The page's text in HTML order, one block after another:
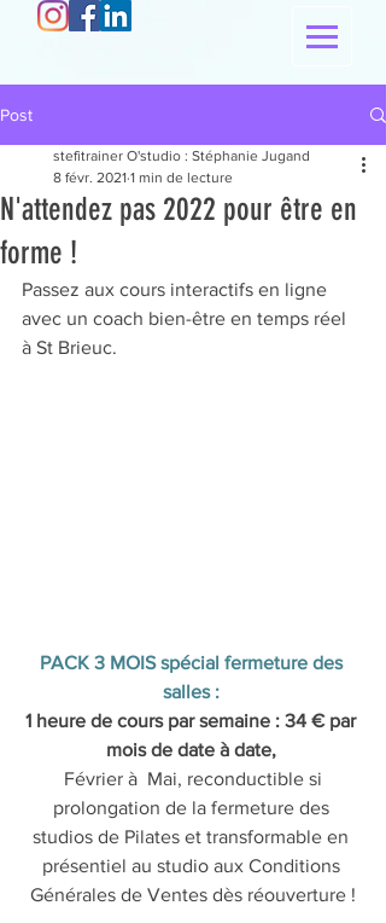
Post
N'attendez pas 2022 pour être en
forme !
stefitrainer O'studio : Stéphanie Jugand
8 févr. 2021 1 min de lecture
Passez aux cours interactifs en ligne
avec un coach bien-être en temps réel
à St Brieuc.
PACK 3 MOIS spécial fermeture des
salles :
1 heure de cours par semaine : 34 € par
mois de date à date,
prolongation de la fermeture des
studios de Pilates et transformable en
présentiel au studio aux Conditions
Générales de Ventes dès réouverture !